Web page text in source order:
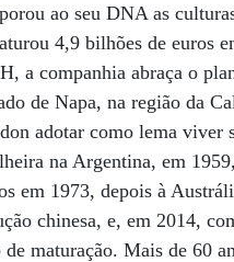
ao seu DNA as
4,9 bilhões de euros
a companhia abraça o
de Napa, na região da
adotar como lema viver
na Argentina, em
em 1973, depois à
chinesa, e, em 2014,
maturação. Mais de 60